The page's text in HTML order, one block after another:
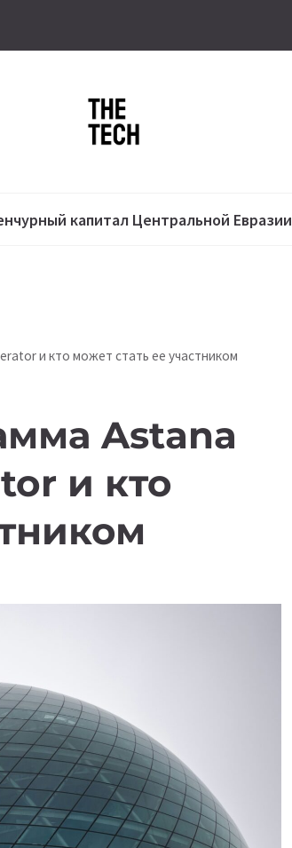
капитал Центральной Евразии
и кто может стать ее участником
Astana
и кто